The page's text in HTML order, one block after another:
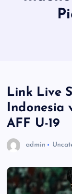
Link Live
Indonesia
AFF U-19
admin